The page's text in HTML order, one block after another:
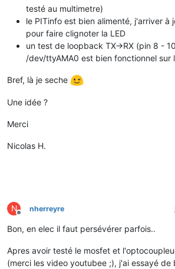
testé au multimetre)
le PITinfo est bien alimenté, j'arriver à
pour faire clignoter la LED
un test de loopback TX->RX (pin 8 -
/dev/ttyAMA0 est bien fonctionnel sur
Bref, là je seche
Une idée ?
Merci
Nicolas H.
N
Offline
nherreyre
Bon, en elec il faut persévérer parfois..
Apres avoir testé le mosfet et
(merci les video youtubee ;), j'ai essayé de